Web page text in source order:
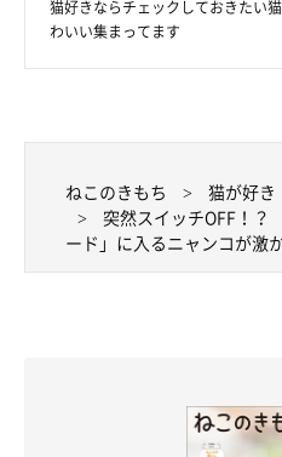
★Instagram、Twitterで「#いぬ
「#ねこのきもち」「#ねこのき
参照／Instagram（ ＠
文／雨宮カイ
猫好きならチェックしておきたい
わいい集まってます
ねこのきもち 猫が好き
突然スイッチOFF！
ード」に入るニャンコが激